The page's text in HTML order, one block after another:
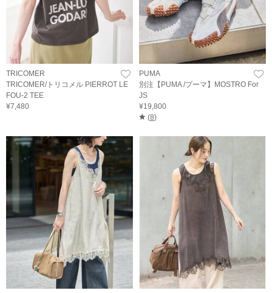
TRICOMER
TRICOMER/トリコメル PIERROT LE
FOU-2 TEE
¥7,480
PUMA
別注【PUMA /プーマ】MOSTRO For
JS
¥19,800
(8)